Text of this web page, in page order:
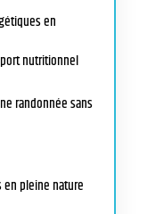
en
nutritionnel
randonnée sans
en pleine nature